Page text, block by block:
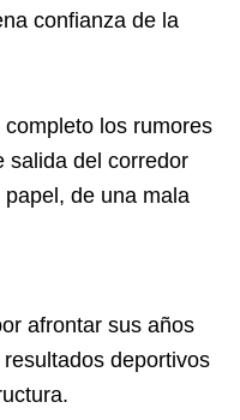
confianza de la
los rumores
salida del corredor
de una mala
afrontar sus años
deportivos